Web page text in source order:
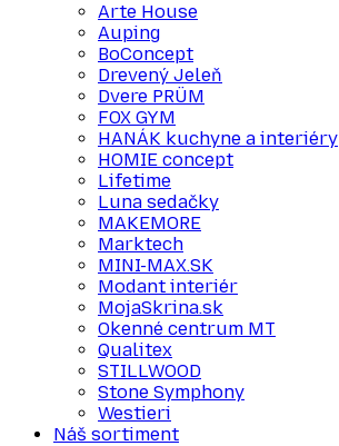
Arte House
Auping
BoConcept
Drevený Jeleň
Dvere PRÜM
FOX GYM
HANÁK kuchyne a interiéry
HOMIE concept
Lifetime
Luna sedačky
MAKEMORE
Marktech
MINI-MAX.SK
Modant interiér
MojaSkrina.sk
Okenné centrum MT
Qualitex
STILLWOOD
Stone Symphony
Westieri
Náš sortiment